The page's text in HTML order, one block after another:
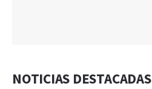
NOTICIAS DESTACADAS